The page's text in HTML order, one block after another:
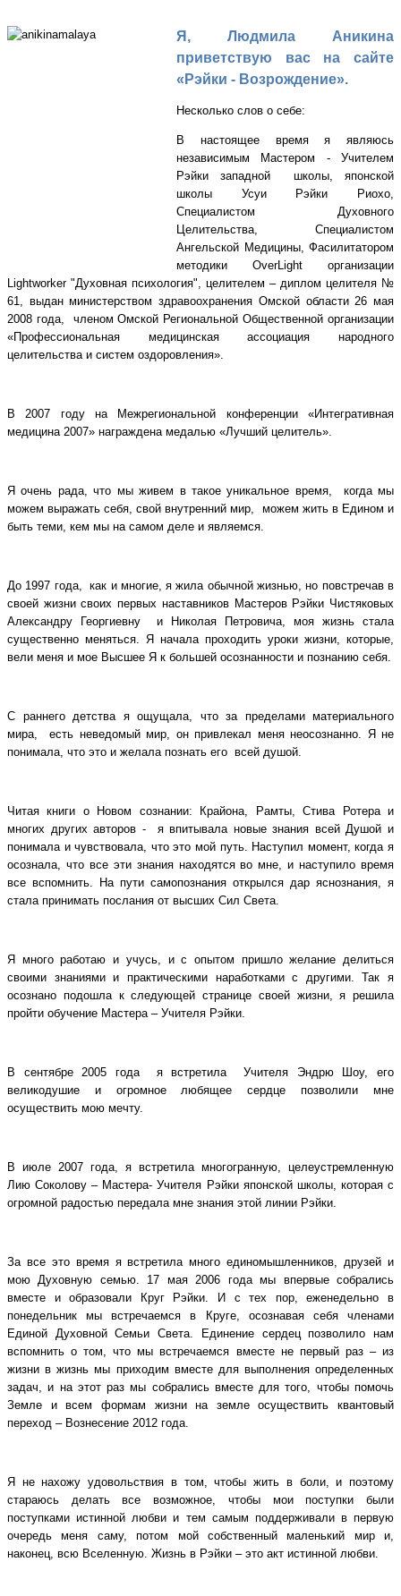
Я, Людмила Аникина
приветствую вас на сайте
«Рэйки - Возрождение».
Несколько слов о себе:
В настоящее время я являюсь
независимым Мастером - Учителем
Рэйки западной школы, японской
школы Усуи Рэйки Риохо,
Специалистом Духовного
Целительства, Специалистом
Ангельской Медицины, Фасилитатором
методики OverLight организации
Lightworker "Духовная психология", целителем – диплом целителя №
61, выдан министерством здравоохранения Омской области 26 мая
2008 года, членом Омской Региональной Общественной организации
«Профессиональная медицинская ассоциация народного
целительства и систем оздоровления».
В 2007 году на Межрегиональной конференции «Интегративная
медицина 2007» награждена медалью «Лучший целитель».
Я очень рада, что мы живем в такое уникальное время, когда мы
можем выражать себя, свой внутренний мир, можем жить в Едином и
быть теми, кем мы на самом деле и являемся.
До 1997 года, как и многие, я жила обычной жизнью, но повстречав в
своей жизни своих первых наставников Мастеров Рэйки Чистяковых
Александру Георгиевну и Николая Петровича, моя жизнь стала
существенно меняться. Я начала проходить уроки жизни, которые,
вели меня и мое Высшее Я к большей осознанности и познанию себя.
С раннего детства я ощущала, что за пределами материального
мира, есть неведомый мир, он привлекал меня неосознанно. Я не
понимала, что это и желала познать его всей душой.
Читая книги о Новом сознании: Крайона, Рамты, Стива Ротера и
многих других авторов - я впитывала новые знания всей Душой и
понимала и чувствовала, что это мой путь. Наступил момент, когда я
осознала, что все эти знания находятся во мне, и наступило время
все вспомнить. На пути самопознания открылся дар яснознания, я
стала принимать послания от высших Сил Света.
Я много работаю и учусь, и с опытом пришло желание делиться
своими знаниями и практическими наработками с другими. Так я
осознано подошла к следующей странице своей жизни, я решила
пройти обучение Мастера – Учителя Рэйки.
В сентябре 2005 года я встретила Учителя Эндрю Шоу, его
великодушие и огромное любящее сердце позволили мне
осуществить мою мечту.
В июле 2007 года, я встретила многогранную, целеустремленную
Лию Соколову – Мастера- Учителя Рэйки японской школы, которая с
огромной радостью передала мне знания этой линии Рэйки.
За все это время я встретила много единомышленников, друзей и
мою Духовную семью. 17 мая 2006 года мы впервые собрались
вместе и образовали Круг Рэйки. И с тех пор, еженедельно в
понедельник мы встречаемся в Круге, осознавая себя членами
Единой Духовной Семьи Света. Единение сердец позволило нам
вспомнить о том, что мы встречаемся вместе не первый раз – из
жизни в жизнь мы приходим вместе для выполнения определенных
задач, и на этот раз мы собрались вместе для того, чтобы помочь
Земле и всем формам жизни на земле осуществить квантовый
переход – Вознесение 2012 года.
Я не нахожу удовольствия в том, чтобы жить в боли, и поэтому
стараюсь делать все возможное, чтобы мои поступки были
поступками истинной любви и тем самым поддерживали в первую
очередь меня саму, потом мой собственный маленький мир и,
наконец, всю Вселенную. Жизнь в Рэйки – это акт истинной любви.